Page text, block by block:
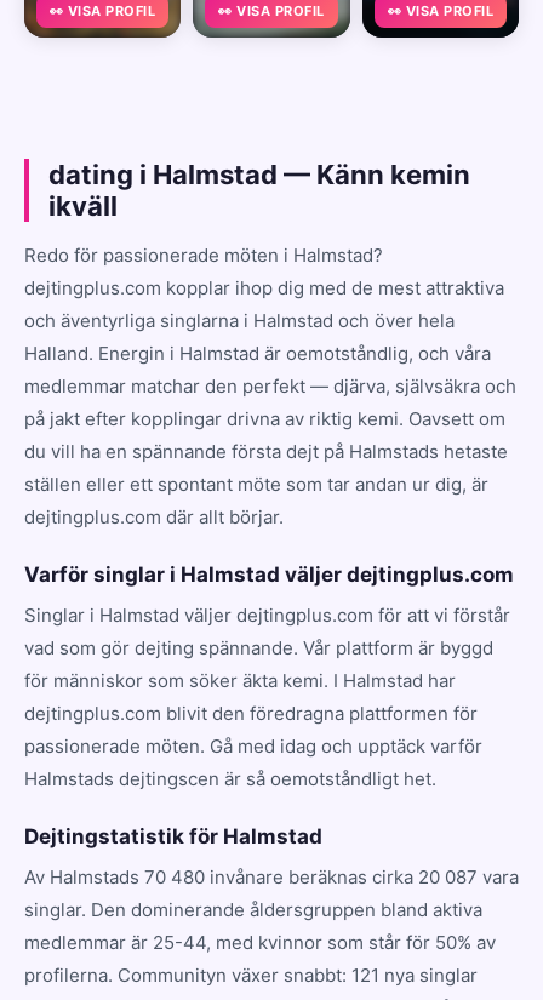
👀 VISA PROFIL 👀 VISA PROFIL 👀 VISA PROFIL
dating i Halmstad — Känn kemin
ikväll
Redo för passionerade möten i Halmstad?
dejtingplus.com kopplar ihop dig med de mest attraktiva
och äventyrliga singlarna i Halmstad och över hela
Halland. Energin i Halmstad är oemotståndlig, och våra
medlemmar matchar den perfekt — djärva, självsäkra och
på jakt efter kopplingar drivna av riktig kemi. Oavsett om
du vill ha en spännande första dejt på Halmstads hetaste
ställen eller ett spontant möte som tar andan ur dig, är
dejtingplus.com där allt börjar.
Varför singlar i Halmstad väljer dejtingplus.com
Singlar i Halmstad väljer dejtingplus.com för att vi förstår
vad som gör dejting spännande. Vår plattform är byggd
för människor som söker äkta kemi. I Halmstad har
dejtingplus.com blivit den föredragna plattformen för
passionerade möten. Gå med idag och upptäck varför
Halmstads dejtingscen är så oemotståndligt het.
Dejtingstatistik för Halmstad
Av Halmstads 70 480 invånare beräknas cirka 20 087 vara
singlar. Den dominerande åldersgruppen bland aktiva
medlemmar är 25-44, med kvinnor som står för 50% av
profilerna. Communityn växer snabbt: 121 nya singlar